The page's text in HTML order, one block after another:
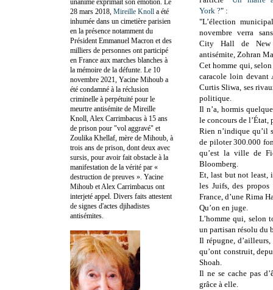
York ?" :
"L’élection
novembre verra
City Hall de
antisémite, Zohran
Cet homme qui,
caracole loin devant
Curtis Sliwa, ses
politique.
Il n’a, hormis
le concours de l’État,
Rien n’indique qu’il
de piloter 300.000
qu’est la ville de
Bloomberg.
Et, last but not least,
les Juifs, des
France, d’une Rima
Qu’on en juge.
L’homme qui, selon
un partisan résolu du
Il répugne,
qu’ont construit,
Shoah.
Il ne se cache pas
grâce à elle.
28 mars 2018, Mireille Knoll a été
inhumée dans un cimetière parisien
en la présence notamment du
Président Emmanuel Macron et des
milliers de personnes ont participé
en France aux marches blanches à
la mémoire de la défunte. Le 10
novembre 2021, Yacine Mihoub a
été condamné à la réclusion
criminelle à perpétuité pour le
meurtre antisémite de Mireille
Knoll, Alex Carrimbacus à 15 ans
de prison pour "vol aggravé" et
Zoulika Khellaf, mère de Mihoub, à
trois ans de prison, dont deux avec
sursis, pour avoir fait obstacle à la
manifestation de la vérité par «
destruction de preuves ». Yacine
Mihoub et Alex Carrimbacus ont
interjeté appel. Divers faits attestent
de signes d'actes djihadistes
antisémites.